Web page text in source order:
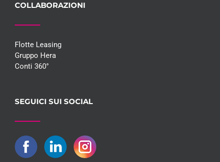
COLLABORAZIONI
Flotte Leasing
Gruppo Hera
Conti 360°
SEGUICI SUI SOCIAL